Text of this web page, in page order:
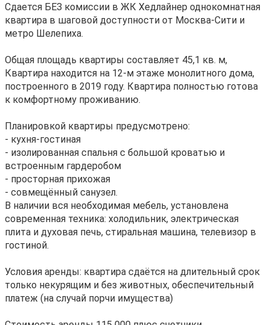
Сдается БЕЗ комиссии в ЖК Хедлайнер однокомнатная
квартира в шаговой доступности от Москва-Сити и
метро Шелепиха.
Общая площадь квартиры составляет 45,1 кв. м,
Квартира находится на 12-м этаже монолитного дома,
построенного в 2019 году. Квартира полностью готова
к комфортному проживанию.
Планировкой квартиры предусмотрено:
- кухня-гостиная
- изолированная спальня с большой кроватью и
встроенным гардеробом
- просторная прихожая
- совмещённый санузел.
В наличии вся необходимая мебель, установлена
современная техника: холодильник, электрическая
плита и духовая печь, стиральная машина, телевизор в
гостиной.
Условия аренды: квартира сдаётся на длительный срок
только некурящим и без животных, обеспечительный
платеж (на случай порчи имущества)